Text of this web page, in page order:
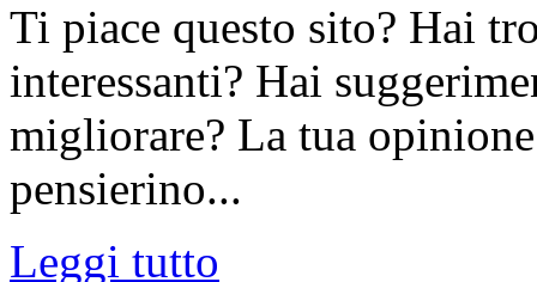
Ti piace questo sito? Hai
interessanti? Hai
migliorare? La tua
pensierino...
Leggi tutto